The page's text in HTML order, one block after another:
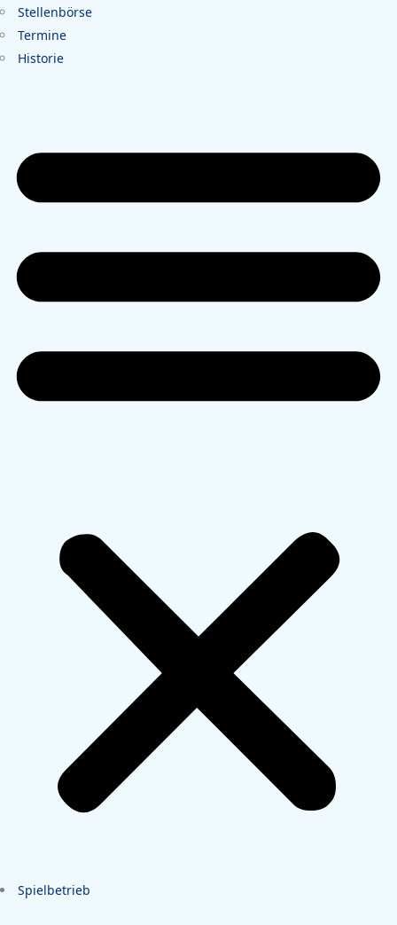
Stellenbörse
Termine
Historie
Spielbetrieb